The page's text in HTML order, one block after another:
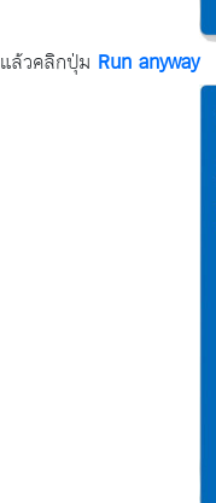
แล้วคลิกปุ่ม Run anyway